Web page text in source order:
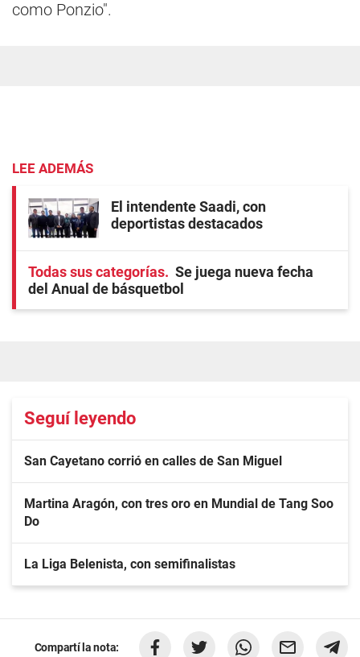
como Ponzio".
LEE ADEMÁS
El intendente Saadi, con
deportistas destacados
Todas sus categorías
Se juega nueva fecha
del Anual de básquetbol
Seguí leyendo
San Cayetano corrió en calles de San Miguel
Martina Aragón, con tres oro en Mundial de Tang Soo
Do
La Liga Belenista, con semifinalistas
Compartí la nota: